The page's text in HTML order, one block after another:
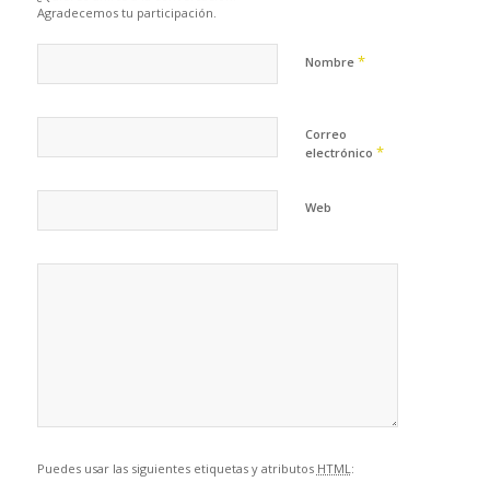
Agradecemos tu participación.
Nombre *
Correo
electrónico *
Web
Puedes usar las siguientes etiquetas y atributos HTML :